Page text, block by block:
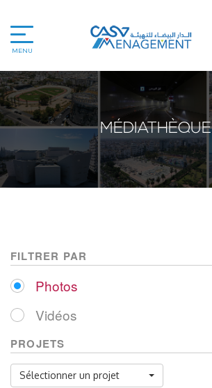
MENU
MÉDIATHÈQUE
FILTRER PAR
Photos
Vidéos
PROJETS
Sélectionner un projet